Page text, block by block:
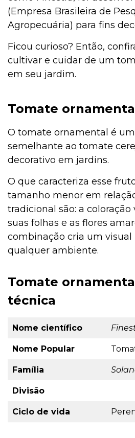
(Empresa Brasileira de
Agropecuária) para fins
Ficou curioso? Então,
cultivar e cuidar de um
em seu jardim.
Tomate
O tomate ornamental é
semelhante ao tomate
decorativo em jardins.
O que caracteriza esse
tamanho menor em
tradicional são: a coloração
suas folhas e as flores
combinação cria um visual
qualquer ambiente.
Tomate
técnica
Nome científico
Nome Popular
Família
Divisão
Ciclo de vida